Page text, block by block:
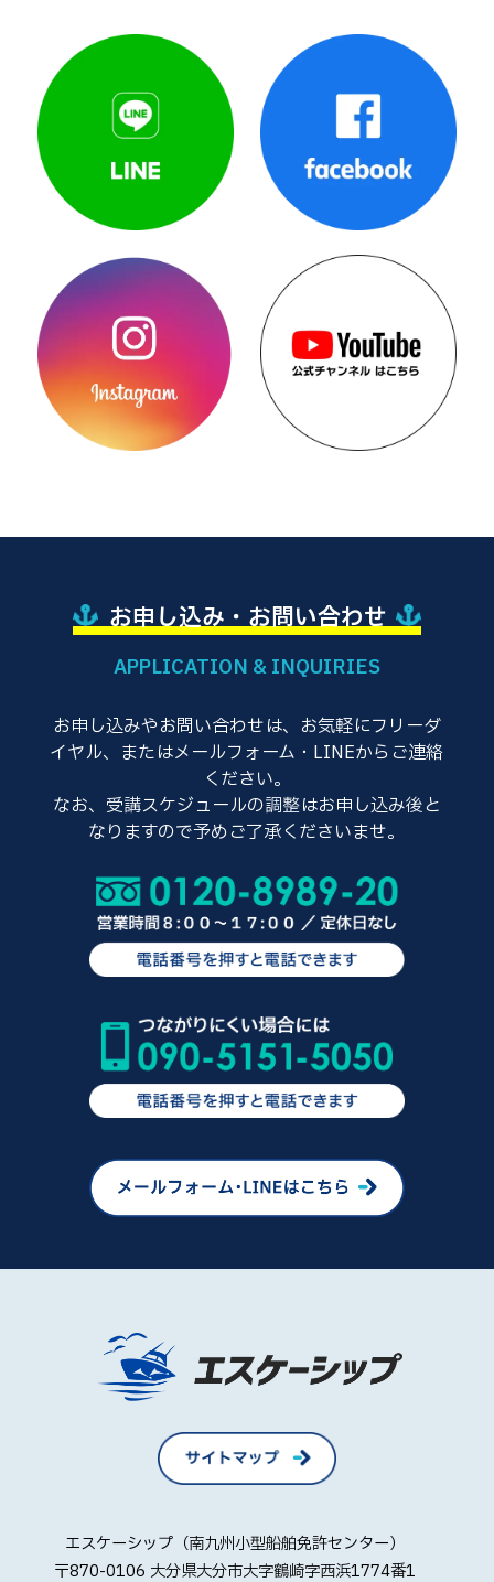
お申し込み・お問い合わせ
APPLICATION & INQUIRIES
お申し込みやお問い合わせは、お気軽にフリーダ
イヤル、またはメールフォーム・LINEからご連絡
ください。
なお、受講スケジュールの調整はお申し込み後と
なりますので予めご了承くださいませ。
エスケーシップ（南九州小型船舶免許センター）
〒870-0106 大分県大分市大字鶴崎字西浜1774番1